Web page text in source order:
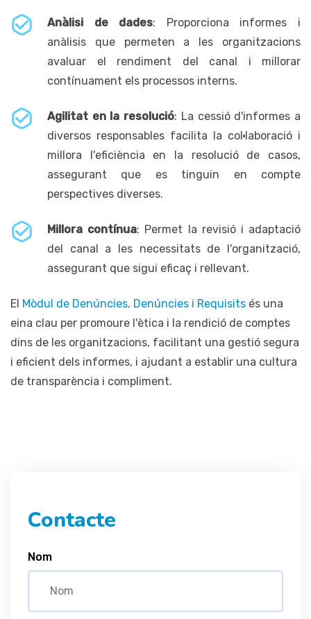
Anàlisi de dades: Proporciona informes i
anàlisis que permeten a les organitzacions
avaluar el rendiment del canal i millorar
contínuament els processos interns.
Agilitat en la resolució: La cessió d'informes a
diversos responsables facilita la col·laboració i
millora l'eficiència en la resolució de casos,
assegurant que es tinguin en compte
perspectives diverses.
Millora contínua: Permet la revisió i adaptació
del canal a les necessitats de l'organització,
assegurant que sigui eficaç i rellevant.
El Mòdul de Denúncies, Denúncies i Requisits és una
eina clau per promoure l'ètica i la rendició de comptes
dins de les organitzacions, facilitant una gestió segura
i eficient dels informes, i ajudant a establir una cultura
de transparència i compliment.
Contacte
Nom